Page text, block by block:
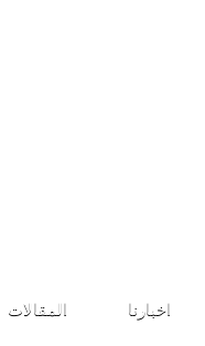
اخبارنا المقالات